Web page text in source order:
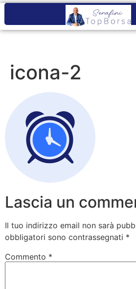
icona-2
Lascia un
Il tuo indirizzo email non sarà
obbligatori sono contrassegnati *
Commento *